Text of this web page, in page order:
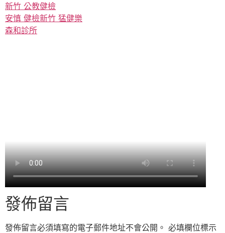
新竹 公教健檢
安慎 健檢新竹 猛健樂
森和診所
發佈留言
發佈留言必須填寫的電子郵件地址不會公開。 必填欄位標示